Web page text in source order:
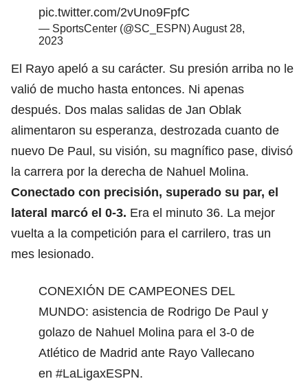
pic.twitter.com/2vUno9FpfC
— SportsCenter (@SC_ESPN)August 28,
2023
El Rayo apeló a su carácter. Su presión arriba no le
valió de mucho hasta entonces. Ni apenas
después. Dos malas salidas de Jan Oblak
alimentaron su esperanza, destrozada cuanto de
nuevo De Paul, su visión, su magnífico pase, divisó
la carrera por la derecha de Nahuel Molina.
Conectado con precisión, superado su par, el
lateral marcó el 0-3. Era el minuto 36. La mejor
vuelta a la competición para el carrilero, tras un
mes lesionado.
CONEXIÓN DE CAMPEONES DEL
MUNDO: asistencia de Rodrigo De Paul y
golazo de Nahuel Molina para el 3-0 de
Atlético de Madrid ante Rayo Vallecano
en #LaLigaxESPN.